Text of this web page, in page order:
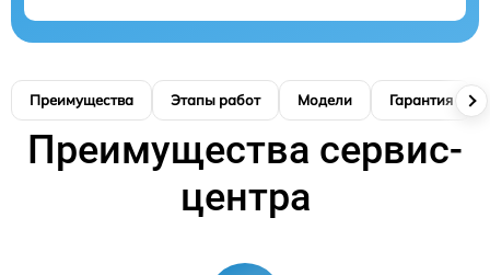
Преимущества Этапы работ Модели Гарантия
Преимущества сервис-
центра